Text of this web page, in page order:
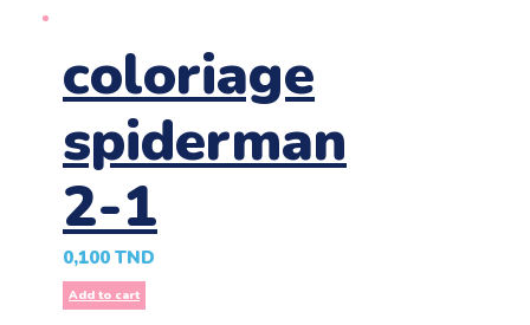
coloriage
spiderman
2-1
0,100 TND
Add to cart